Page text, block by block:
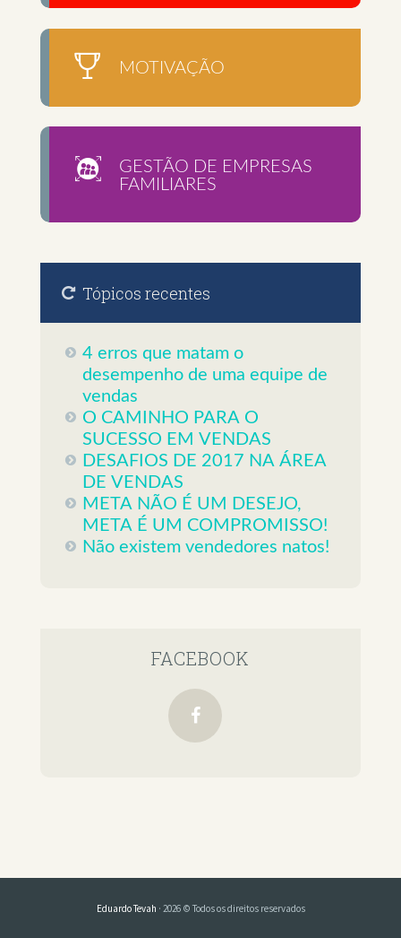
MOTIVAÇÃO
GESTÃO DE EMPRESAS
FAMILIARES
Tópicos recentes
4 erros que matam o
desempenho de uma equipe de
vendas
O CAMINHO PARA O
SUCESSO EM VENDAS
DESAFIOS DE 2017 NA ÁREA
DE VENDAS
META NÃO É UM DESEJO,
META É UM COMPROMISSO!
Não existem vendedores natos!
FACEBOOK
Eduardo Tevah · 2026 © Todos os direitos reservados